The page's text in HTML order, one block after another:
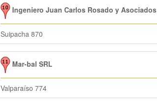
Ingeniero Juan Carlos Rosado y Asociados
Suipacha 870
Mar-bal SRL
Valparaíso 774